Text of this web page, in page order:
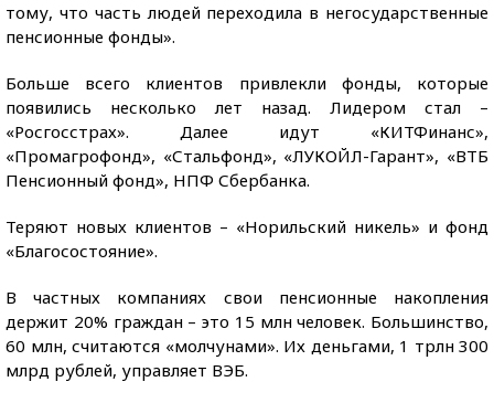
тому, что часть людей переходила в негосударственные
пенсионные фонды».
Больше всего клиентов привлекли фонды, которые
появились несколько лет назад. Лидером стал –
«Росгосстрах». Далее идут «КИТФинанс»,
«Промагрофонд», «Стальфонд», «ЛУКОЙЛ-Гарант», «ВТБ
Пенсионный фонд», НПФ Сбербанка.
Теряют новых клиентов – «Норильский никель» и фонд
«Благосостояние».
В частных компаниях свои пенсионные накопления
держит 20% граждан – это 15 млн человек. Большинство,
60 млн, считаются «молчунами». Их деньгами, 1 трлн 300
млрд рублей, управляет ВЭБ.